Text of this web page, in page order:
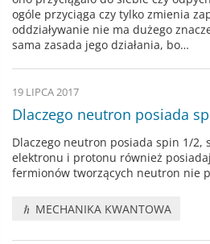
ogóle przyciąga czy tylko zmienia
oddziaływanie nie ma dużego
sama zasada jego działania, bo…
19 LIPCA 2017
Dlaczego neutron posiada
Dlaczego neutron posiada spin 1/2,
elektronu i protonu również
fermionów tworzących neutron nie
MECHANIKA KWANTOWA